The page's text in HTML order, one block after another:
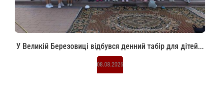
У Великій Березовиці відбувся денний табір для дітей...
08.08.2026